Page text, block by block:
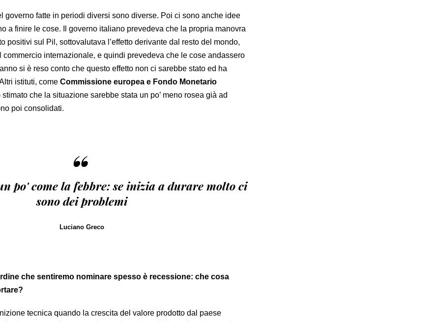
governo fatte in periodi diversi sono diverse. Poi ci sono anche idee
a finire le cose. Il governo italiano prevedeva che la propria manovra
positivi sul Pil, sottovalutava l’effetto derivante dal resto del mondo,
commercio internazionale, e quindi prevedeva che le cose andassero
si è reso conto che questo effetto non ci sarebbe stato ed ha
istituti, come Commissione europea e Fondo Monetario
che la situazione sarebbe stata un po’ meno rosea già ad
poi consolidati.
“
po' come la febbre: se inizia a durare molto ci
sono dei problemi
Luciano Greco
che sentiremo nominare spesso è recessione: che cosa
tecnica quando la crescita del valore prodotto dal paese